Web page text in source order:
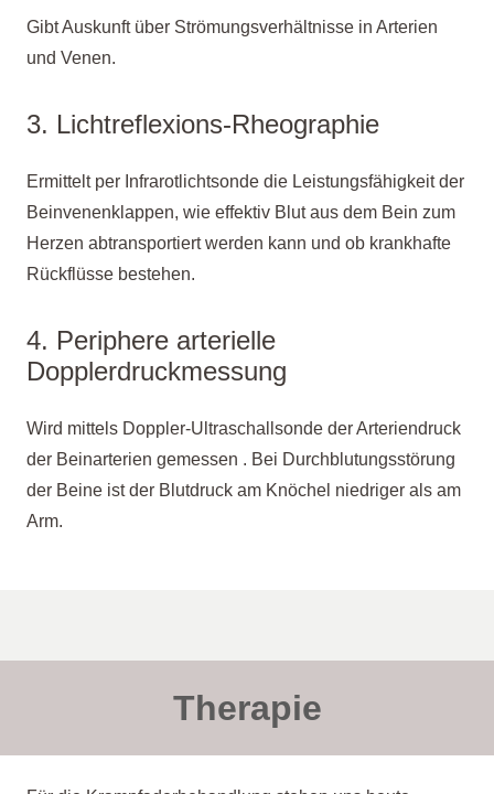
Gibt Auskunft über Strömungsverhältnisse in Arterien
und Venen.
3. Lichtreflexions-Rheographie
Ermittelt per Infrarotlichtsonde die Leistungsfähigkeit der
Beinvenenklappen, wie effektiv Blut aus dem Bein zum
Herzen abtransportiert werden kann und ob krankhafte
Rückflüsse bestehen.
4. Periphere arterielle
Dopplerdruckmessung
Wird mittels Doppler-Ultraschallsonde der Arteriendruck
der Beinarterien gemessen . Bei Durchblutungsstörung
der Beine ist der Blutdruck am Knöchel niedriger als am
Arm.
Therapie